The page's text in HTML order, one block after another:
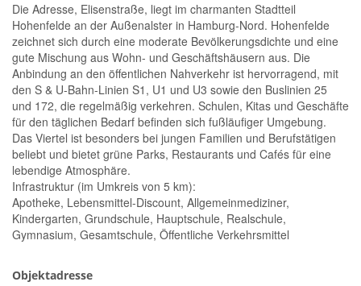
Die Adresse, Elisenstraße, liegt im charmanten Stadtteil
Hohenfelde an der Außenalster in Hamburg-Nord. Hohenfelde
zeichnet sich durch eine moderate Bevölkerungsdichte und eine
gute Mischung aus Wohn- und Geschäftshäusern aus. Die
Anbindung an den öffentlichen Nahverkehr ist hervorragend, mit
den S & U-Bahn-Linien S1, U1 und U3 sowie den Buslinien 25
und 172, die regelmäßig verkehren. Schulen, Kitas und Geschäfte
für den täglichen Bedarf befinden sich fußläufiger Umgebung.
Das Viertel ist besonders bei jungen Familien und Berufstätigen
beliebt und bietet grüne Parks, Restaurants und Cafés für eine
lebendige Atmosphäre.
Infrastruktur (im Umkreis von 5 km):
Apotheke, Lebensmittel-Discount, Allgemeinmediziner,
Kindergarten, Grundschule, Hauptschule, Realschule,
Gymnasium, Gesamtschule, Öffentliche Verkehrsmittel
Objektadresse